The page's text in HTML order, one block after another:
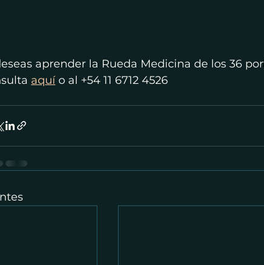
aprender la Rueda Medicina de los 36
aquí o al +54 11 6712 4526